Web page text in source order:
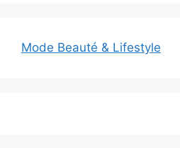
Mode Beauté & Lifestyle